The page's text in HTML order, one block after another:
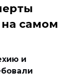
самом
и